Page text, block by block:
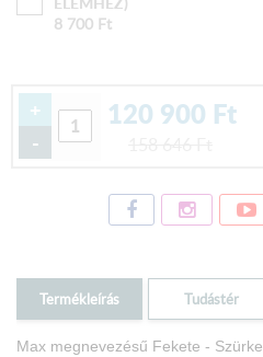
8 700 Ft
+
-
120 900 Ft
Termékleírás Tudástér
Max megnevezésű Fekete - Szürke